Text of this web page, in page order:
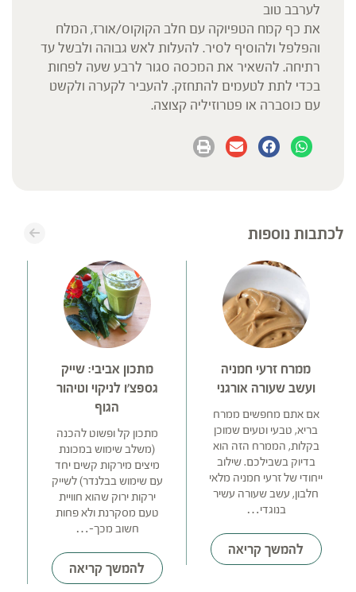
לערבב טוב
את כף קמח הטפיוקה עם חלב הקוקוס/אורז, המלח
והפלפל ולהוסיף לסיר. להעלות לאש גבוהה ולבשל עד
רתיחה. להשאיר את המכסה סגור לרבע שעה לפחות
בכדי לתת לטעמים להתחזק. להעביר לקערה ולקשט
עם כוסברה או פטרוזיליה קצוצה.
לכתבות נוספות
ממרח זרעי חמניה
ועשב שעורה אורגני
אם אתם מחפשים ממרח
בריא, טבעי וטעים שמוכן
בקלות, הממרח הזה הוא
בדיוק בשבילכם. שילוב
ייחודי של זרעי חמניה מלאי
חלבון, עשב שעורה עשיר
בנוגדי…
להמשך קריאה
מתכון אביבי: שייק
גספצ'ו לניקוי וטיהור
הגוף
מתכון קל ופשוט להכנה
(משלב שימוש במכונת
מיצים מירקות קשים יחד
עם שימוש בבלנדר) לשייק
ירקות ירוק שהוא חוויית
טעם מסקרנת ולא פחות
חשוב מכך-…
להמשך קריאה